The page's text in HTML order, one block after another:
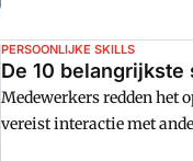
PERSOONLIJKE SKILLS
De 10 belangrijkste
Medewerkers redden het
vereist interactie met